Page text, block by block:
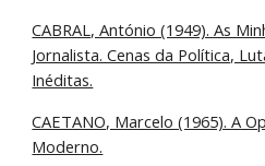
CABRAL, António (1949). As
Jornalista. Cenas da Política,
Inéditas.
CAETANO, Marcelo (1965). A
Moderno.